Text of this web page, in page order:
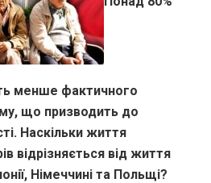
менше фактичного
що призводить до
Наскільки життя
відрізняється від життя
Німеччині та Польщі?